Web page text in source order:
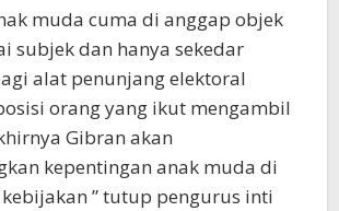
muda cuma di anggap objek
subjek dan hanya sekedar
alat penunjang elektoral
orang yang ikut mengambil
Gibran akan
kepentingan anak muda di
” tutup pengurus inti